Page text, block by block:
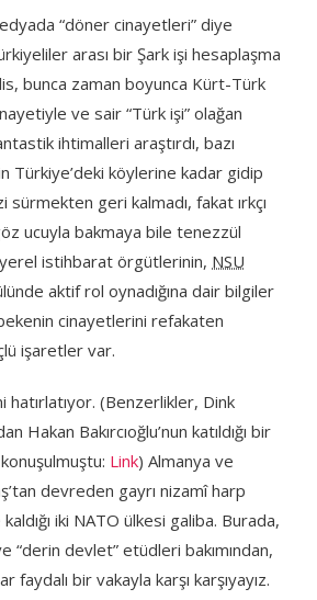
“döner cinayetleri” diye
arası bir Şark işi hesaplaşma
bunca zaman boyunca Kürt-Türk
ve sair “Türk işi” olağan
ihtimalleri araştırdı, bazı
Türkiye’deki köylerine kadar gidip
sürmekten geri kalmadı, fakat ırkçı
ucuyla bakmaya bile tenezzül
istihbarat örgütlerinin, NSU
aktif rol oynadığına dair bilgiler
cinayetlerini refakaten
işaretler var.
hatırlatıyor. (Benzerlikler, Dink
Hakan Bakırcıoğlu’nun katıldığı bir
Link) Almanya ve
devreden gayrı nizamî harp
kaldığı iki NATO ülkesi galiba. Burada,
“derin devlet” etüdleri bakımından,
faydalı bir vakayla karşı karşıyayız.